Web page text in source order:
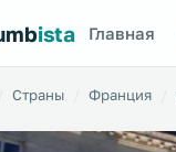
ista Главная
Страны Франция